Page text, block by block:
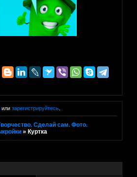
или зарегистрируйтесь.
Сделай сам. Фото.
» Куртка